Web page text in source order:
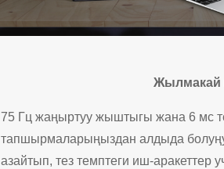
Жылмакай
75 Гц жаңыртуу жыштыгы жана 6 мс
тапшырмаларыңыздан алдыда
азайтып, тез темптеги иш-аракеттер